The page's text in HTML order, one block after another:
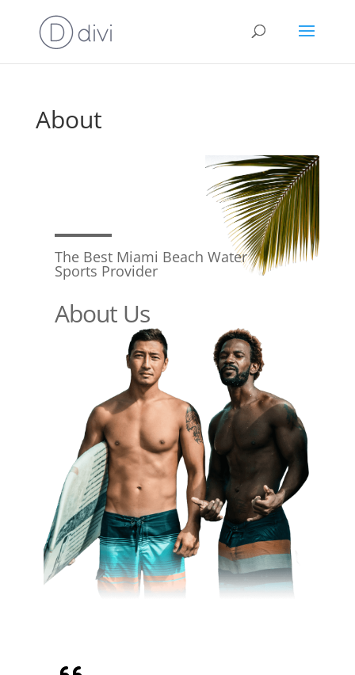
About
The Best Miami Beach Water
Sports Provider
About Us